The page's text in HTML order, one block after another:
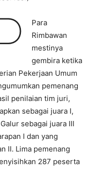
Para
Rimbawan
mestinya
gembira ketika
Pekerjaan Umum
pemenang
penilaian tim juri,
sebagai juara I,
sebagai juara III
I dan yang
II. Lima pemenang
287 peserta